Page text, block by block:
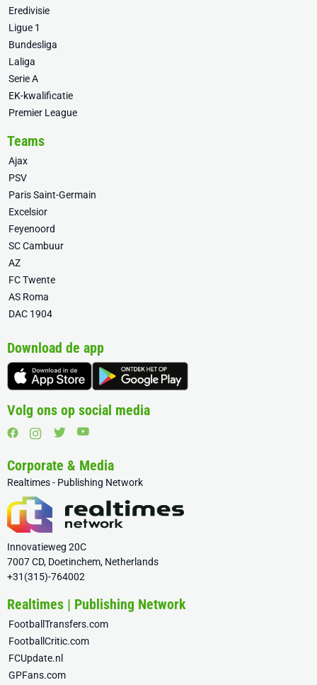
Eredivisie
Ligue 1
Bundesliga
Laliga
Serie A
EK-kwalificatie
Premier League
Teams
Ajax
PSV
Paris Saint-Germain
Excelsior
Feyenoord
SC Cambuur
AZ
FC Twente
AS Roma
DAC 1904
Download de app
Volg ons op social media
Corporate & Media
Realtimes - Publishing Network
Innovatieweg 20C
7007 CD, Doetinchem, Netherlands
+31(315)-764002
Realtimes | Publishing Network
FootballTransfers.com
FootballCritic.com
FCUpdate.nl
GPFans.com